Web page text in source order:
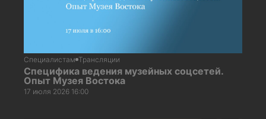
Специалистам Трансляции
Специфика ведения музейных соцсетей.
Опыт Музея Востока
17 июля 2026 16:00